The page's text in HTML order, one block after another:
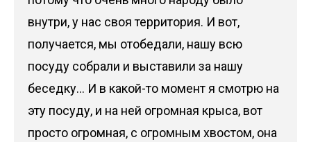
внутри, у нас своя территория. И вот,
получается, мы отобедали, нашу всю
посуду собрали и выставили за нашу
беседку… И в какой-то момент я смотрю на
эту посуду, и на ней огромная крыса, вот
просто огромная, с огромным хвостом, она